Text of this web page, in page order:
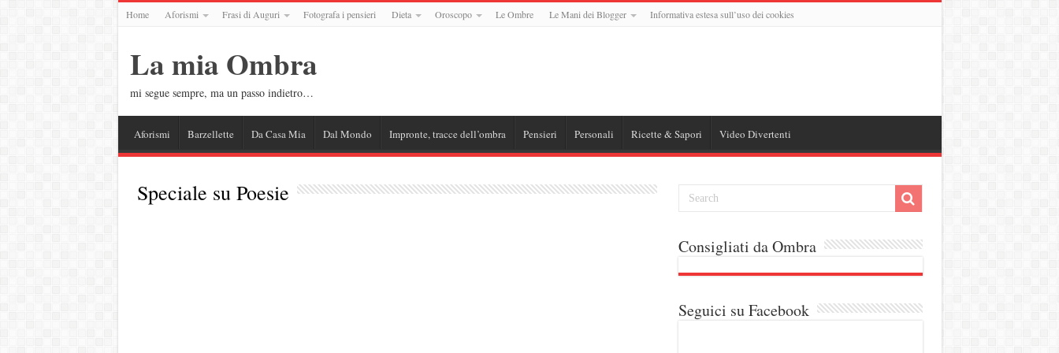
Home Aforismi Frasi di Auguri Fotografa i pensieri Dieta Oroscopo Le Ombre Le Mani dei Blogger Informativa estesa sull’uso dei cookies
La mia Ombra
mi segue sempre, ma un passo indietro…
Aforismi Barzellette Da Casa Mia Dal Mondo Impronte, tracce dell’ombra Pensieri Personali Ricette & Sapori Video Divertenti
Speciale su Poesie
Consigliati da Ombra
Seguici su Facebook